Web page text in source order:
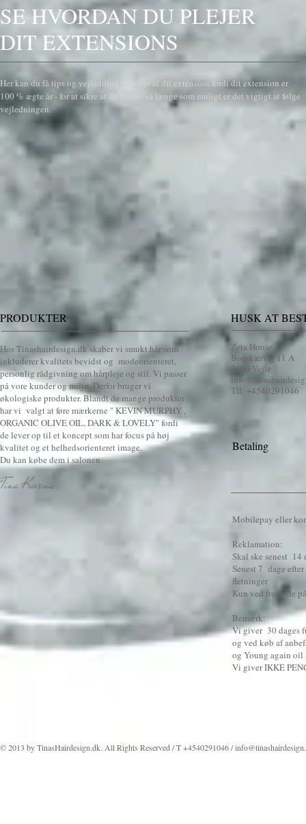
SE HVORDAN DU PLEJER
DIT EXTENSIONS
Her kan du få tips og vejledning på pleje af dit extension fordi dit extension er
100 % ægte år - for at sikre at de holder så længe som muligt er det vigtigt at følge
vejledningen.
PRODUKTER
Hos Tinashairdesign.dk skaber vi smukt hår som
inkluderer kvalitets bevidst og modeorienteret,
personlig rådgivning om hårpleje og stil. Vi passer
på vore kunder og miljø. Derfor bruger vi
økologiske produkter. Blandt de mange produkter
har vi valgt at føre mærkerne " KEVIN MURPHY ,
ORGANIC OLIVE OIL, DARK & LOVELY" fordi
de lever op til et koncept som har focus på høj
kvalitet og et helhedsorienteret image.
Du kan købe dem i salonen
Tina Kavena
HUSK AT
Zeta House
Boeskærvej 11 A
7100 Vejle
Tlf: +4540291046​
Betaling
Mobilepay eller
Reklamation:
Skal ske senest
Senest 7 dage
fletninger
Kun ved fremøde
Bemærk:
Vi giver 30 dages
og ved køb af
og Young again
Vi giver IKKE
© 2013 by TinasHairdesign.dk. All Rights Reserved / T +4540291046 /